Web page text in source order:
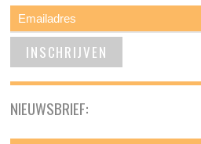
NIEUWSBRIEF: